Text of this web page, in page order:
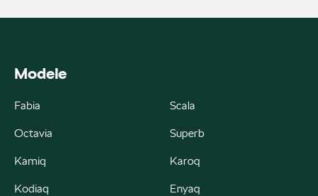
ul. Krakowska 33, Wieliczka
Modele
Fabia Scala
Octavia Superb
Kamiq Karoq
Kodiaq Enyaq